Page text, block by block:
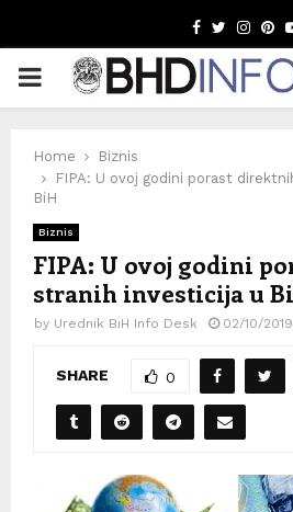
Facebook
Twitter
PRIMARY
Home
Biznis
FIPA: U ovoj godini porast
BiH
Biznis
FIPA: U ovoj godini
stranih investicija u
by Urednik BiH Info Desk 02/10/2019
SHARE 0